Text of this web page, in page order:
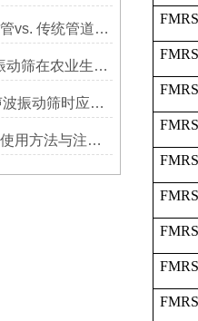
Altaflour 350THV管vs. 传统管道：谁更耐用？
Sonic Sifter声波振动筛在农业生产中的应用与优化
使用SonicSifter声波振动筛时应注意的几个方面
Parafilm封口膜的使用方法与注意事项